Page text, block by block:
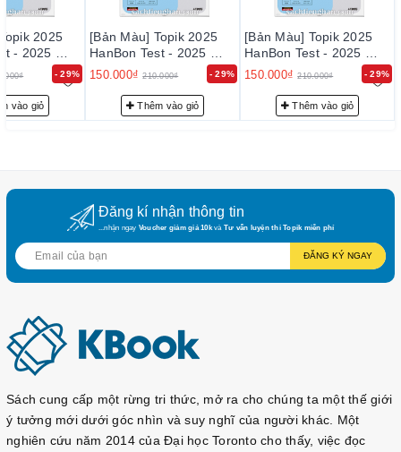
- 29%
2025
- 2025 한
TOPIK
모의고사 +
vào giỏ
- 29%
[Bản Màu] Topik 2025
HanBon Test - 2025 한
국어능력시험 TOPIK
2(토픽2) 실전 모의고사 +
온라인 시험
150.000₫ 210.000₫
Thêm vào giỏ
- 29%
[Bản Màu] Topik 2025
HanBon Test - 2025 한
국어능력시험 TOPIK
2(토픽2) 실전 모의고사 +
온라인 시험
150.000₫ 210.000₫
Thêm vào giỏ
Đăng kí nhận thông tin
...nhận ngay Voucher giảm giá 10kvà Tư vấn luyện thi Topik miễn phí
ĐĂNG KÝ NGAY
Sách cung cấp một rừng tri thức, mở ra cho chúng ta một thế giới
ý tưởng mới dưới góc nhìn và suy nghĩ của người khác. Một
nghiên cứu năm 2014 của Đại học Toronto cho thấy, việc đọc